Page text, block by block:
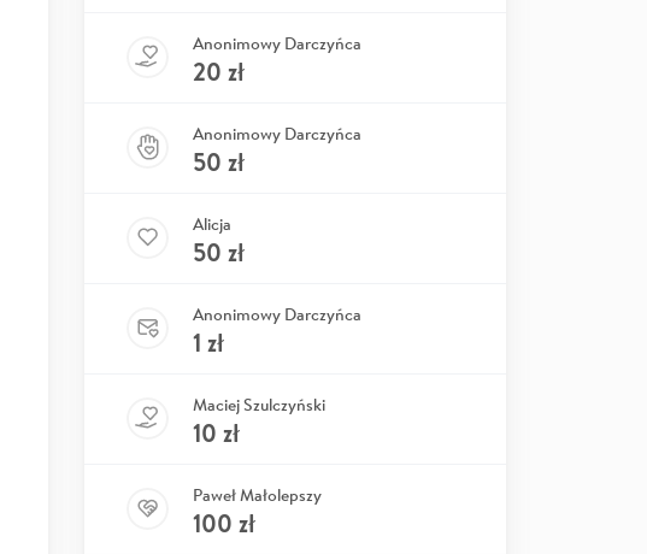
Anonimowy Darczyńca
20 zł
Anonimowy Darczyńca
50 zł
Alicja
50 zł
Anonimowy Darczyńca
1 zł
Maciej Szulczyński
10 zł
Paweł Małolepszy
100 zł